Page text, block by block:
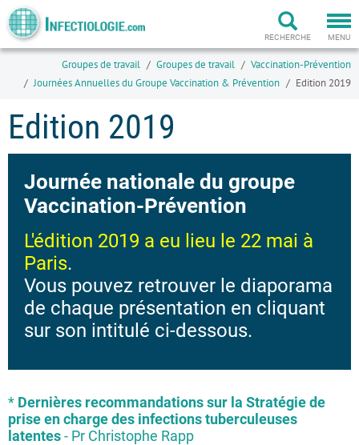
MENU
RECHERCHE
Groupes de travail Groupes de travail
Vaccination-Prévention
Journées Annuelles du Groupe Vaccination & Prévention
Edition 2019
Edition 2019
Journée nationale du groupe
Vaccination-Prévention
L'édition 2019 a eu lieu le 22 mai à
Paris.
Vous pouvez retrouver le diaporama
de chaque présentation en cliquant
sur son intitulé ci-dessous.
* Dernières recommandations sur la Stratégie de
prise en charge des infections tuberculeuses
latentes- Pr Christophe Rapp